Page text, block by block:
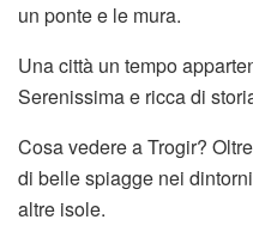
un ponte e le mura.
Una città un tempo
Serenissima e ricca di
Cosa vedere a Trogir?
di belle spiagge nei
altre isole.